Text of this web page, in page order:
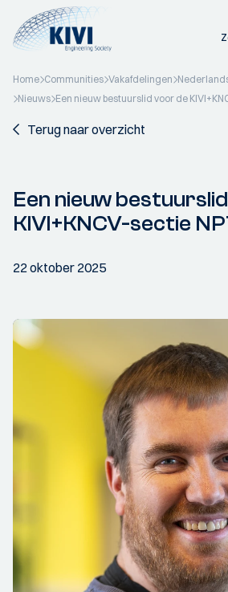
Home Communities Vakafdelingen
Nieuws Een nieuw bestuurslid voor de
Terug naar overzicht
Een nieuw
KIVI+KNCV-sectie
22 oktober 2025